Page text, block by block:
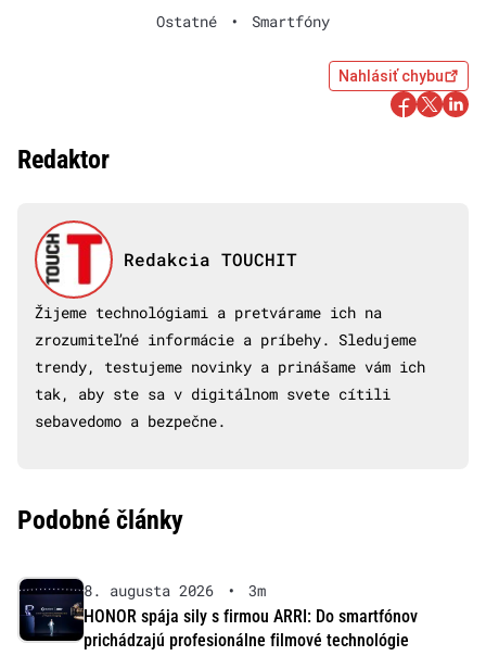
Ostatné • Smartfóny
Nahlásiť chybu
Redaktor
Redakcia TOUCHIT
Žijeme technológiami a pretvárame ich na
zrozumiteľné informácie a príbehy. Sledujeme
trendy, testujeme novinky a prinášame vám ich
tak, aby ste sa v digitálnom svete cítili
sebavedomo a bezpečne.
Podobné články
8. augusta 2026 •
3m
HONOR spája sily s firmou ARRI: Do smartfónov
prichádzajú profesionálne filmové technológie